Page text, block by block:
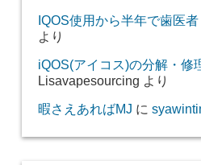
IQOS使用から半年で歯医者
より
iQOS(アイコス)の分解・修
Lisavapesourcing より
暇さえあればMJ に